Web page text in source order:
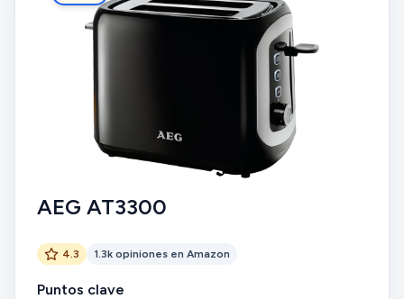
AEG AT3300
4.3 1.3k opiniones en Amazon
Puntos clave